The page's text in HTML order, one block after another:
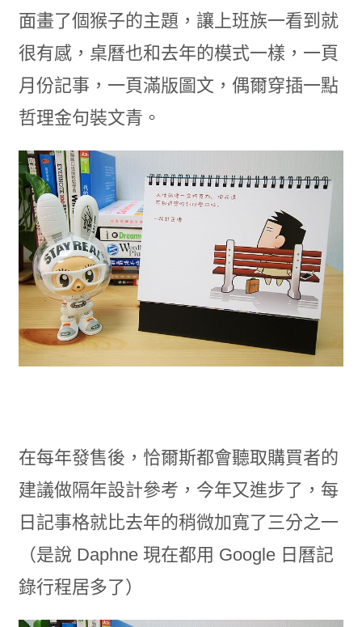
面畫了個猴子的主題，讓上班族一看到就
很有感，桌曆也和去年的模式一樣，一頁
月份記事，一頁滿版圖文，偶爾穿插一點
哲理金句裝文青。
在每年發售後，恰爾斯都會聽取購買者的
建議做隔年設計參考，今年又進步了，每
日記事格就比去年的稍微加寬了三分之一
（是說 Daphne 現在都用 Google 日曆記
錄行程居多了）